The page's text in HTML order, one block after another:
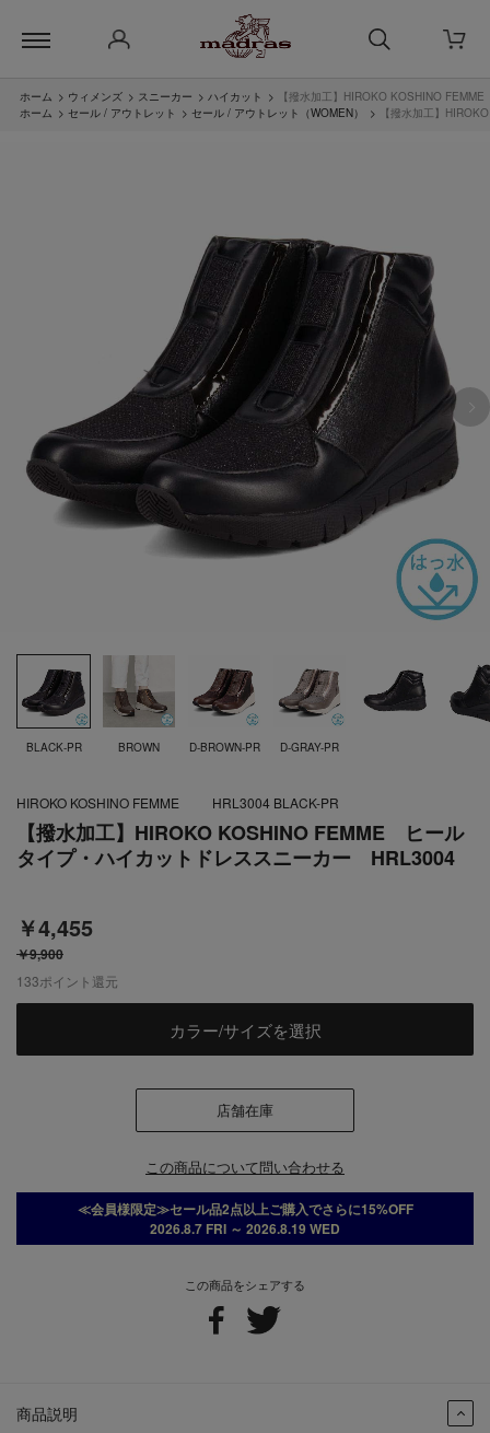
ホーム > ウィメンズ > スニーカー > ハイカット >
【撥水加工】HIROKO KOSHINO
ホーム > セール / アウトレット > セール / アウトレット（WOMEN） > 【撥水加工】
BLACK-PR BROWN D-BROWN-PR D-GRAY-PR
【撥水加工】HIROKO KOSHINO FEMME ヒール
タイプ・ハイカットドレススニーカー HRL3004
￥4,455
￥9,900
この商品をシェアする
商品説明
HIROKO KOSHINO FEMME HRL3004 BLACK-PR
133ポイント還元
カラー/サイズを選択
店舗在庫
この商品について問い合わせる
≪会員様限定≫セール品2点以上ご購入でさらに15%OFF
2026.8.7 FRI ～ 2026.8.19 WED